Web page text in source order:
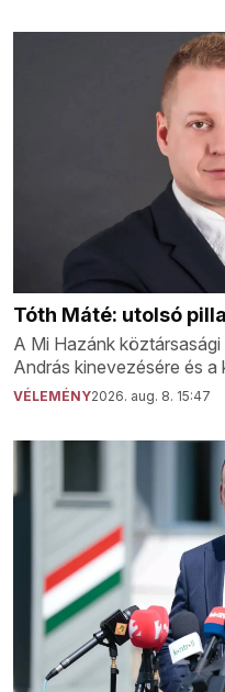
Tóth Máté: utolsó
A Mi Hazánk
András kinevezésére és a
VÉLEMÉNY2026. aug. 8. 15:47